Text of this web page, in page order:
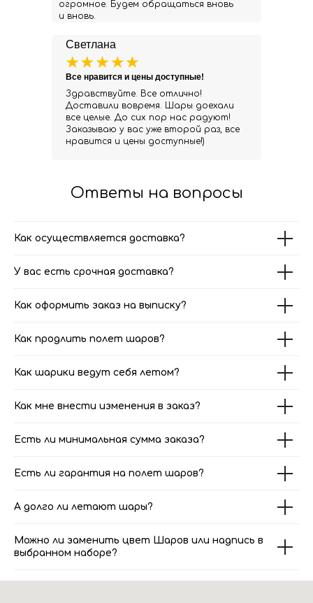
огромное. Будем обращаться вновь
и вновь.
Светлана
Здравствуйте. Все отлично!
Доставили вовремя. Шары доехали
все целые. До сих пор нас радуют!
Заказываю у вас уже второй раз, все
нравится и цены доступные!)
Все нравится и цены доступные!
Ответы на вопросы
Как осуществляется доставка?
У вас есть срочная доставка?
Как оформить заказ на выписку?
Как продлить полет шаров?
Как шарики ведут себя летом?
Как мне внести изменения в заказ?
Есть ли минимальная сумма заказа?
Есть ли гарантия на полет шаров?
А долго ли летают шары?
Можно ли заменить цвет Шаров или надпись в
выбранном наборе?